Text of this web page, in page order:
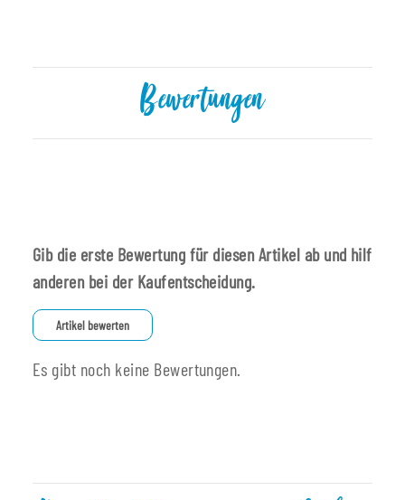
Bewertungen
Gib die erste Bewertung für diesen Artikel ab und hilf
anderen bei der Kaufentscheidung.
Artikel bewerten
Es gibt noch keine Bewertungen.